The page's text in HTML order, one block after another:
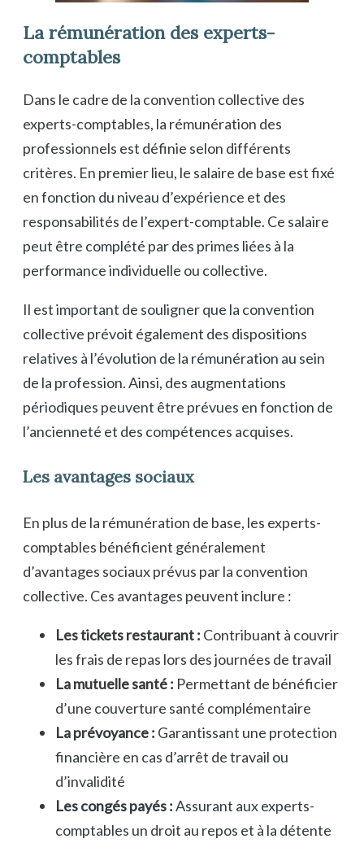
La rémunération des experts-
comptables
Dans le cadre de la convention collective des
experts-comptables, la rémunération des
professionnels est définie selon différents
critères. En premier lieu, le salaire de base est fixé
en fonction du niveau d’expérience et des
responsabilités de l’expert-comptable. Ce salaire
peut être complété par des primes liées à la
performance individuelle ou collective.
Il est important de souligner que la convention
collective prévoit également des dispositions
relatives à l’évolution de la rémunération au sein
de la profession. Ainsi, des augmentations
périodiques peuvent être prévues en fonction de
l’ancienneté et des compétences acquises.
Les avantages sociaux
En plus de la rémunération de base, les experts-
comptables bénéficient généralement
d’avantages sociaux prévus par la convention
collective. Ces avantages peuvent inclure :
Les tickets restaurant : Contribuant à couvrir
les frais de repas lors des journées de travail
La mutuelle santé : Permettant de bénéficier
d’une couverture santé complémentaire
La prévoyance : Garantissant une protection
financière en cas d’arrêt de travail ou
d’invalidité
Les congés payés :Assurant aux experts-
comptables un droit au repos et à la détente